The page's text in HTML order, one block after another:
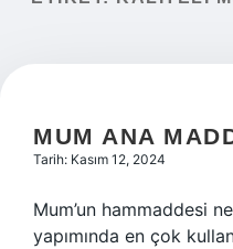
MUM ANA
Tarih: Kasım 12, 2024
Mum’un hammaddesi
yapımında en çok